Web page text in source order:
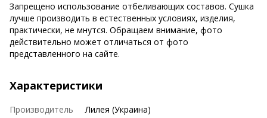
Запрещено использование отбеливающих составов. Сушка
лучше производить в естественных условиях, изделия,
практически, не мнутся. Обращаем внимание, фото
действительно может отличаться от фото
представленного на сайте.
Характеристики
Производитель
Лилея (Украина)